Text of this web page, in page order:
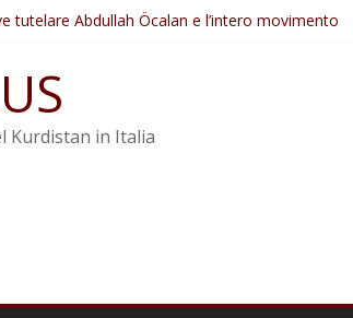
tutelare Abdullah Öcalan e l’intero movimento
Apo ostacolerebbe l’attuazione della legge
i crimini di guerra dell’Iran
trasformata in legge positiva
Kurdistan in Italia